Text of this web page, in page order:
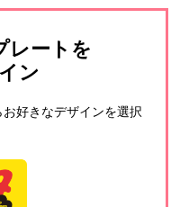
レートを
ン
お好きなデザインを選択